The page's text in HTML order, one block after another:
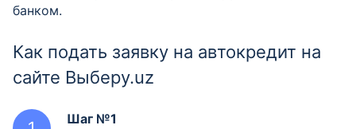
ОБУ Зангиота
Ташкентская область, Мустакиллик, 17 А
банком.
Как подать заявку на автокредит на
сайте Выберу.uz
Шаг №1